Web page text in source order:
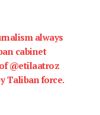
always
cabinet
@etilaatroz
Taliban force.